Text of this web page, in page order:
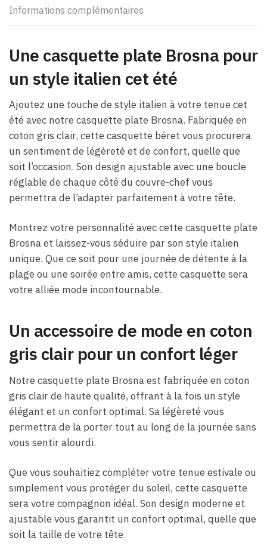
Informations complémentaires
Une casquette plate Brosna pour
un style italien cet été
Ajoutez une touche de style italien à votre tenue cet
été avec notre casquette plate Brosna. Fabriquée en
coton gris clair, cette casquette béret vous procurera
un sentiment de légèreté et de confort, quelle que
soit l’occasion. Son design ajustable avec une boucle
réglable de chaque côté du couvre-chef vous
permettra de l’adapter parfaitement à votre tête.
Montrez votre personnalité avec cette casquette plate
Brosna et laissez-vous séduire par son style italien
unique. Que ce soit pour une journée de détente à la
plage ou une soirée entre amis, cette casquette sera
votre alliée mode incontournable.
Un accessoire de mode en coton
gris clair pour un confort léger
Notre casquette plate Brosna est fabriquée en coton
gris clair de haute qualité, offrant à la fois un style
élégant et un confort optimal. Sa légèreté vous
permettra de la porter tout au long de la journée sans
vous sentir alourdi.
Que vous souhaitiez compléter votre tenue estivale ou
simplement vous protéger du soleil, cette casquette
sera votre compagnon idéal. Son design moderne et
ajustable vous garantit un confort optimal, quelle que
soit la taille de votre tête.